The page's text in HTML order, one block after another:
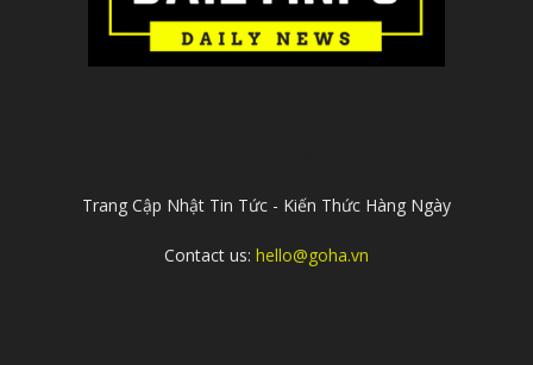
Trang Cập Nhật Tin Tức - Kiến Thức Hàng Ngày
Contact us: hello@goha.vn